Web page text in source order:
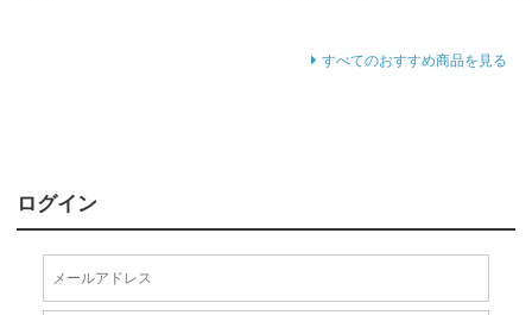
すべてのおすすめ商品を見る
ログイン